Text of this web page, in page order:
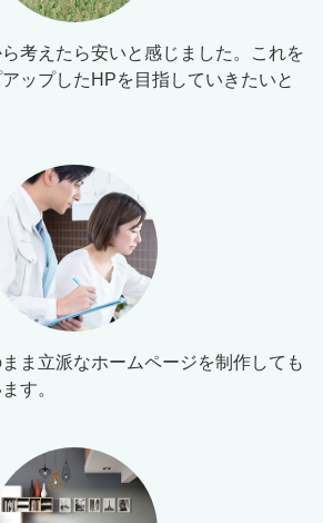
考えたら安いと感じました。これを
ップしたHPを目指していきたいと
ま立派なホームページを制作しても
す。